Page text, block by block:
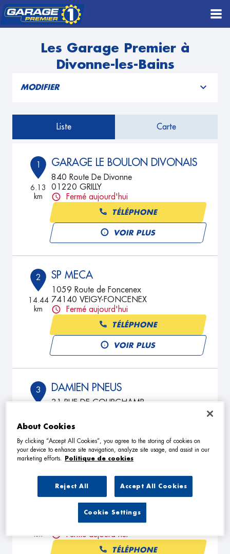
Les Garage Premier à
Divonne-les-Bains
MODIFIER
Liste Carte
1
6.13
km
GARAGE LE BOULON DIVONAIS
840 Route De Divonne
01220 GRILLY
Fermé aujourd'hui
TÉLÉPHONE
VOIR PLUS
2
14.44
km
SP MECA
1059 Route de Foncenex
74140 VEIGY-FONCENEX
Fermé aujourd'hui
TÉLÉPHONE
VOIR PLUS
3 DAMIEN PNEUS
31 RUE DE COURCHAMP
TÉLÉPHONE
VOIR PLUS
GARAGE FONTAINE
11 Rue de L'Europe
74100 AMBILLY
Fermé aujourd'hui
TÉLÉPHONE
About Cookies
By clicking “Accept All Cookies”, you agree to the storing of cookies on
your device to enhance site navigation, analyze site usage, and assist in our
marketing efforts.
Politique de cookies
Reject All Accept All Cookies
Cookie Settings